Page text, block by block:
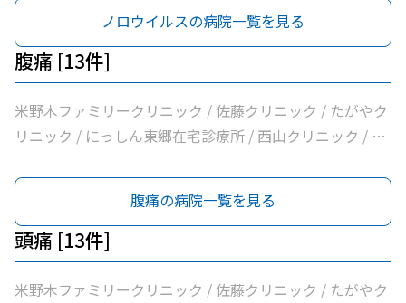
外科三好クリニック / みすクリニック / たきざわ胃腸科外
科 / 医療法人白宇会天王内科 / 永井医院 / みよし市民病院
ノロウイルスの病院一覧を見る
腹痛 [13件]
米野木ファミリークリニック / 佐藤クリニック / たがやク
リニック / にっしん東郷在宅診療所 / 西山クリニック / 医
外科三好クリニック / みすクリニック / たきざわ胃腸科外
科 / 医療法人白宇会天王内科 / 永井医院 / みよし市民病院
腹痛の病院一覧を見る
頭痛 [13件]
米野木ファミリークリニック / 佐藤クリニック / たがやク